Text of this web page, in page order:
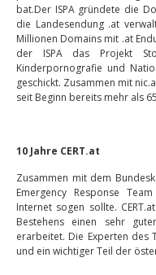
bat.Der ISPA gründete die
die Landesendung .at
Millionen Domains mit .at
der ISPA das Projekt
Kinderpornografie und
geschickt. Zusammen mit
seit Beginn bereits mehr als
10 Jahre CERT.at
Zusammen mit dem
Emergency Response
Internet sogen sollte.
Bestehens einen sehr
erarbeitet. Die Experten des
und ein wichtiger Teil der